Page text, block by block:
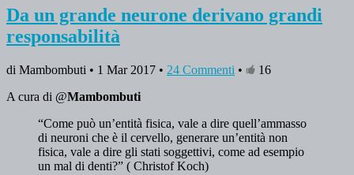
Da un grande neurone derivano grandi
responsabilità
di Mambombuti • 1 Mar 2017 • 24 Commenti •
16
A cura di @Mambombuti
“Come può un’entità fisica, vale a dire quell’ammasso
di neuroni che è il cervello, generare un’entità non
fisica, vale a dire gli stati soggettivi, come ad esempio
un mal di denti?” ( Christof Koch)